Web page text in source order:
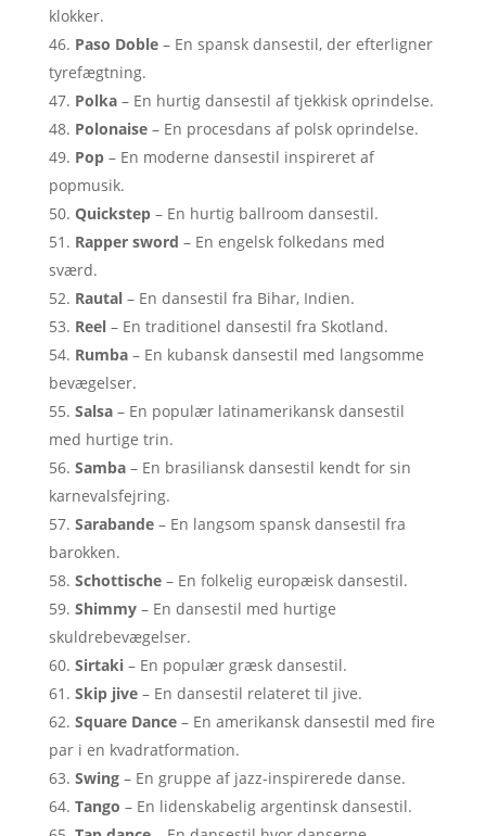
klokker.
Paso Doble– En spansk dansestil, der efterligner
tyrefægtning.
Polka– En hurtig dansestil af tjekkisk oprindelse.
Polonaise– En procesdans af polsk oprindelse.
Pop– En moderne dansestil inspireret af
popmusik.
Quickstep– En hurtig ballroom dansestil.
Rapper sword – En engelsk folkedans med
sværd.
Rautal– En dansestil fra Bihar, Indien.
Reel– En traditionel dansestil fra Skotland.
Rumba– En kubansk dansestil med langsomme
bevægelser.
Salsa– En populær latinamerikansk dansestil
med hurtige trin.
Samba– En brasiliansk dansestil kendt for sin
karnevalsfejring.
Sarabande– En langsom spansk dansestil fra
barokken.
Schottische– En folkelig europæisk dansestil.
Shimmy– En dansestil med hurtige
skuldrebevægelser.
Sirtaki– En populær græsk dansestil.
Skip jive– En dansestil relateret til jive.
Square Dance– En amerikansk dansestil med fire
par i en kvadratformation.
Swing– En gruppe af jazz-inspirerede danse.
Tango – En lidenskabelig argentinsk dansestil.